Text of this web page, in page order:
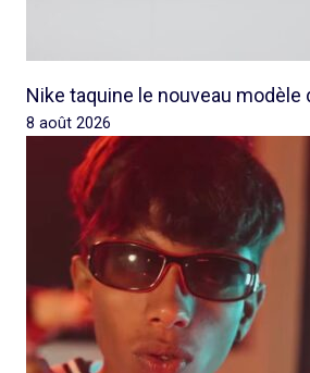
Nike taquine le nouveau modèle
8 août 2026